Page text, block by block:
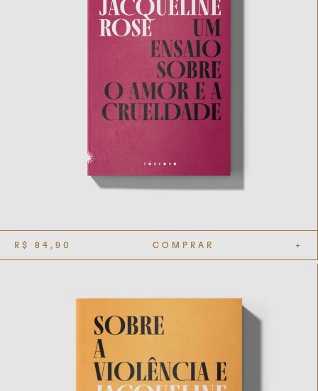
R$ 84,90 COMPRAR +